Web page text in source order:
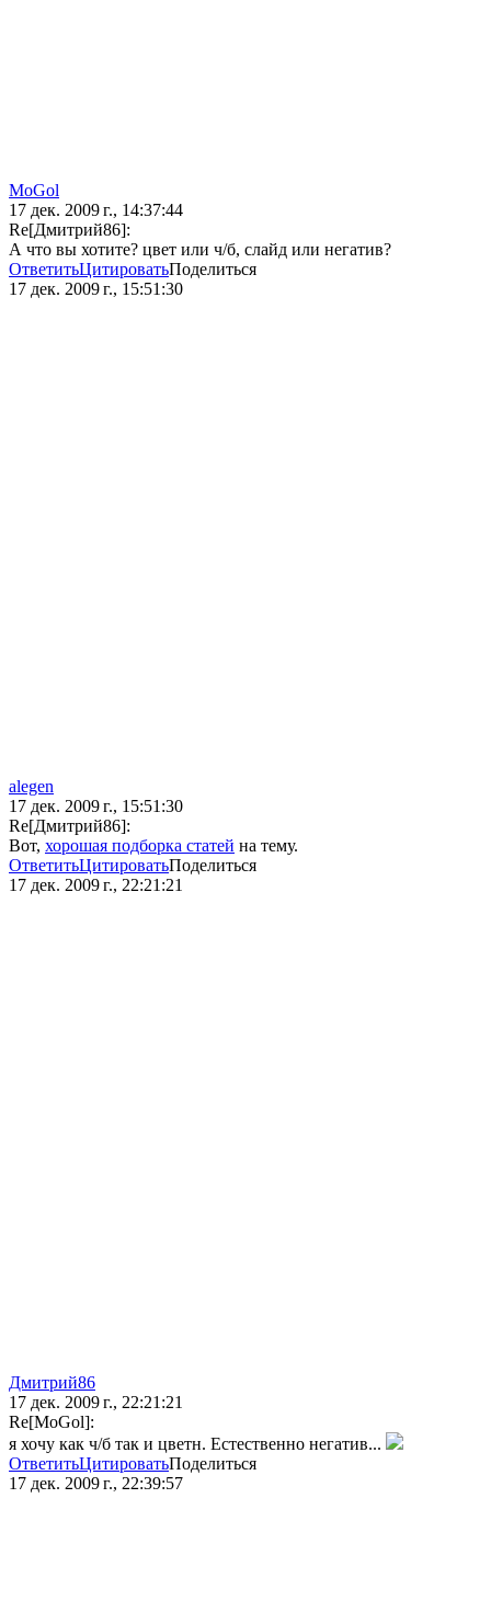
MoGol
17 дек. 2009 г., 14:37:44
Re[Дмитрий86]:
А что вы хотите? цвет или ч/б, слайд или негатив?
ОтветитьЦитироватьПоделиться
17 дек. 2009 г., 15:51:30
alegen
17 дек. 2009 г., 15:51:30
Re[Дмитрий86]:
Вот, хорошая подборка статей на тему.
ОтветитьЦитироватьПоделиться
17 дек. 2009 г., 22:21:21
Дмитрий86
17 дек. 2009 г., 22:21:21
Re[MoGol]:
я хочу как ч/б так и цветн. Естественно негатив...
ОтветитьЦитироватьПоделиться
17 дек. 2009 г., 22:39:57